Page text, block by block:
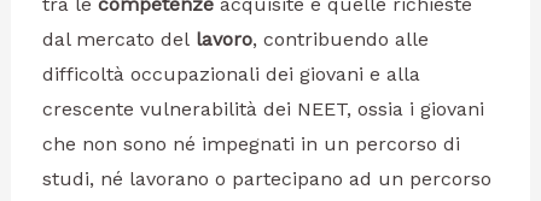
dal mercato del lavoro, contribuendo alle
difficoltà occupazionali dei giovani e alla
crescente vulnerabilità dei NEET, ossia i giovani
che non sono né impegnati in un percorso di
studi, né lavorano o partecipano ad un percorso